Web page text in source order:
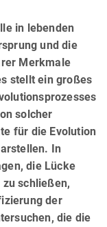
in lebenden
und die
Merkmale
stellt ein großes
solcher
für die Evolution
In
die Lücke
schließen,
der
die die